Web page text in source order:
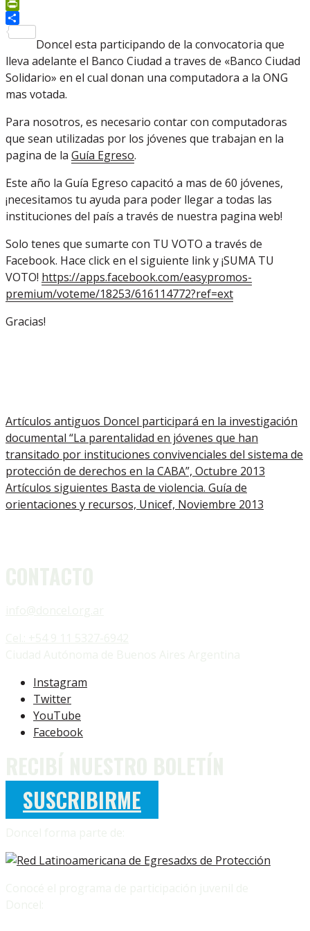
WhatsApp
PrintFriendly
Doncel esta participando de la convocatoria que
lleva adelante el Banco Ciudad a traves de «Banco Ciudad
Solidario» en el cual donan una computadora a la ONG
mas votada.
Para nosotros, es necesario contar con computadoras
que sean utilizadas por los jóvenes que trabajan en la
pagina de la Guía Egreso.
Este año la Guía Egreso capacitó a mas de 60 jóvenes,
¡necesitamos tu ayuda para poder llegar a todas las
instituciones del país a través de nuestra pagina web!
Solo tenes que sumarte con TU VOTO a través de
Facebook. Hace click en el siguiente link y ¡SUMA TU
VOTO! https://apps.facebook.com/easypromos-
premium/voteme/18253/616114772?ref=ext
Gracias!
Artículos antiguos Doncel participará en la investigación
documental “La parentalidad en jóvenes que han
transitado por instituciones convivenciales del sistema de
protección de derechos en la CABA”, Octubre 2013
Artículos siguientes Basta de violencia. Guía de
orientaciones y recursos, Unicef, Noviembre 2013
Instagram
Twitter
YouTube
Facebook
SUSCRIBIRME